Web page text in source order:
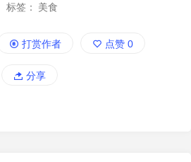
标签： 美食
打赏作者 点赞 0
分享